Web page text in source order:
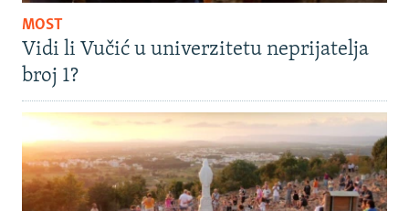
MOST
Vidi li Vučić u univerzitetu neprijatelja
broj 1?